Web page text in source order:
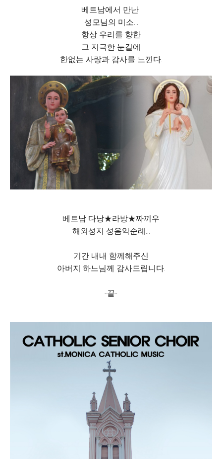
베트남에서 만난
성모님의 미소...
항상 우리를 향한
그 지극한 눈길에
한없는 사랑과 감사를 느낀다.
베트남 다낭★라방★짜끼우
해외성지 성음악순례...
기간 내내 함께해주신
아버지 하느님께 감사드립니다.
-끝-